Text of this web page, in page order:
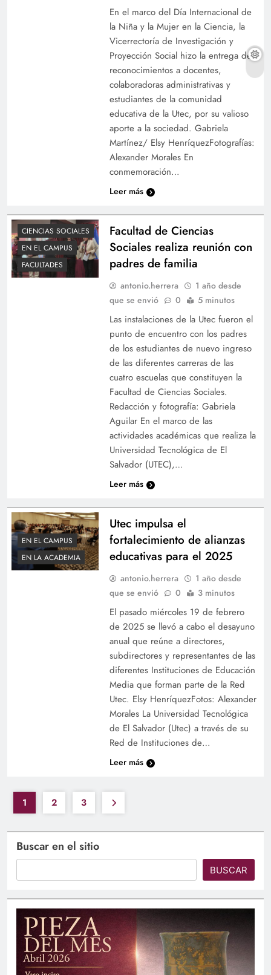
En el marco del Día Internacional de
la Niña y la Mujer en la Ciencia, la
Vicerrectoría de Investigación y
Proyección Social hizo la entrega de
reconocimientos a docentes,
colaboradoras administrativas y
estudiantes de la comunidad
educativa de la Utec, por su valioso
aporte a la sociedad. Gabriela
Martínez/ Elsy HenríquezFotografías:
Alexander Morales En
conmemoración…
Leer más
CIENCIAS SOCIALES
EN EL CAMPUS
FACULTADES
Facultad de Ciencias
Sociales realiza reunión con
padres de familia
antonio.herrera
1 año desde
que se envió
0 5 minutos
Las instalaciones de la Utec fueron el
punto de encuentro con los padres
de los estudiantes de nuevo ingreso
de las diferentes carreras de las
cuatro escuelas que constituyen la
Facultad de Ciencias Sociales.
Redacción y fotografía: Gabriela
Aguilar En el marco de las
actividades académicas que realiza la
Universidad Tecnológica de El
Salvador (UTEC),…
Leer más
EN EL CAMPUS
EN LA ACADEMIA
Utec impulsa el
fortalecimiento de alianzas
educativas para el 2025
antonio.herrera
1 año desde
que se envió
0 3 minutos
El pasado miércoles 19 de febrero
de 2025 se llevó a cabo el desayuno
anual que reúne a directores,
subdirectores y representantes de las
diferentes Instituciones de Educación
Media que forman parte de la Red
Utec. Elsy HenríquezFotos: Alexander
Morales La Universidad Tecnológica
de El Salvador (Utec) a través de su
Red de Instituciones de…
Leer más
1 2 3
Buscar en el sitio
BUSCAR